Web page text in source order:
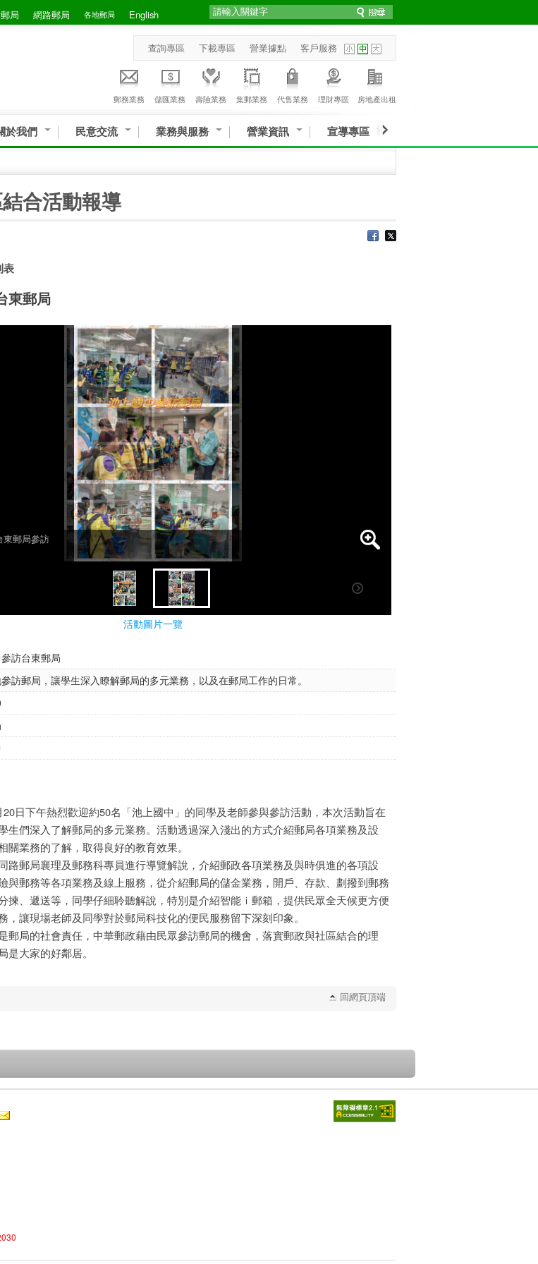
局 網路郵局 各地郵局 English
查詢專區 下載專區 營業據點 客戶服務
郵務業務 儲匯業務 壽險業務 集郵業務 代售業務 理財專區 房地產出租
於我們 民意交流 業務與服務 營業資訊 宣導專區
合活動報導
表
東郵局
東郵局參訪
活動圖片一覽
訪台東郵局
訪郵局，讓學生深入瞭解郵局的多元業務，以及在郵局工作的日常。
下午熱烈歡迎約50名「池上國中」的同學及老師參與參訪活動，本次活動旨在
生們深入了解郵局的多元業務。活動透過深入淺出的方式介紹郵局各項業務及設
關業務的了解，取得良好的教育效果。
郵局襄理及郵務科專員進行導覽解說，介紹郵政各項業務及與時俱進的各項設
與郵務等各項業務及線上服務，從介紹郵局的儲金業務，開戶、存款、劃撥到郵務
揀、遞送等，同學仔細聆聽解說，特別是介紹智能ｉ郵箱，提供民眾全天候更方便
，讓現場老師及同學對於郵局科技化的便民服務留下深刻印象。
局的社會責任，中華郵政藉由民眾參訪郵局的機會，落實郵政與社區結合的理
是大家的好鄰居。
回網頁頂端